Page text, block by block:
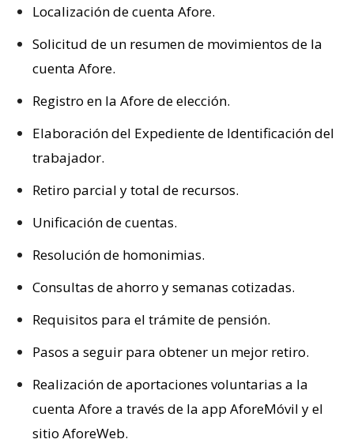
Localización de cuenta Afore.
Solicitud de un resumen de movimientos de la
cuenta Afore.
Registro en la Afore de elección.
Elaboración del Expediente de Identificación del
trabajador.
Retiro parcial y total de recursos.
Unificación de cuentas.
Resolución de homonimias.
Consultas de ahorro y semanas cotizadas.
Requisitos para el trámite de pensión.
Pasos a seguir para obtener un mejor retiro.
Realización de aportaciones voluntarias a la
cuenta Afore a través de la app AforeMóvil y el
sitio AforeWeb.